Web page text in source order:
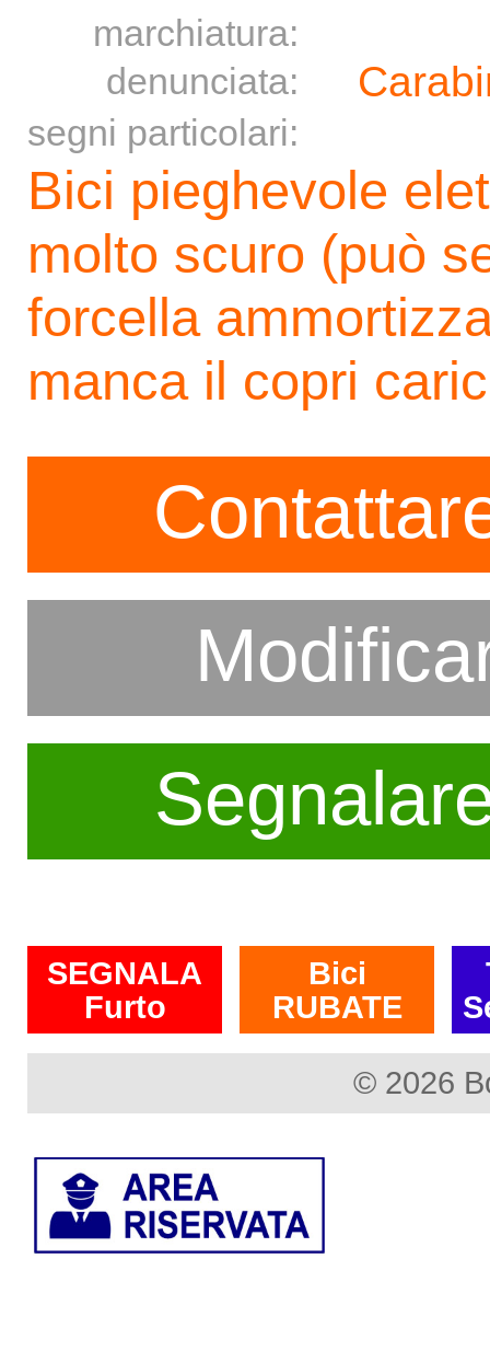
marchiatura:
denunciata:
segni particolari:
Bici pieghevole
molto scuro (può
forcella
manca il copri
SEGNALA
Furto
Bici
RUBATE
© 2026